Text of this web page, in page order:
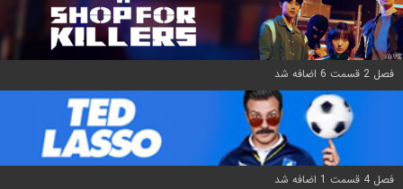
فصل 2 قسمت 6 اضافه شد
فصل 4 قسمت 1 اضافه شد